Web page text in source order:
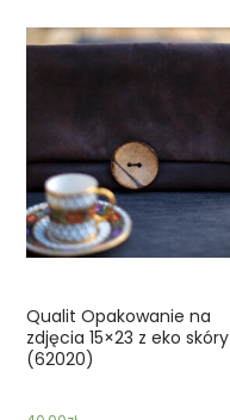
Qualit Opakowanie na
zdjęcia 15×23 z eko skóry
(62020)